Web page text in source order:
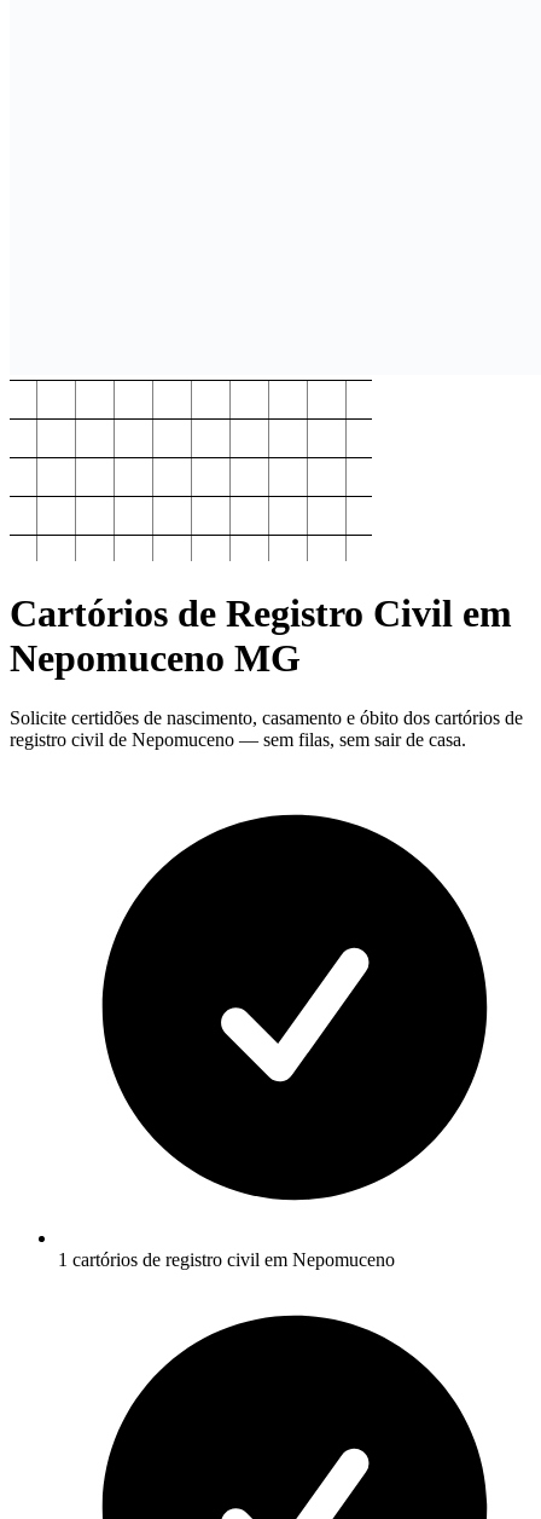
Cartórios de Registro Civil em
Nepomuceno MG
Solicite certidões de nascimento, casamento e óbito dos cartórios de
registro civil de Nepomuceno — sem filas, sem sair de casa.
1 cartórios de registro civil em Nepomuceno